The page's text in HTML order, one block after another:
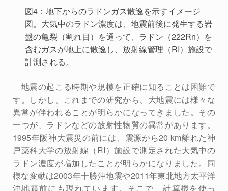
図4：地下からのラドンガス散逸を示すイメージ
図。大気中のラドン濃度は、地震前後に発生する岩
盤の亀裂（割れ目）を通って、ラドン（222Rn）を
含むガスが地上に散逸し、放射線管理（RI）施設で
計測される。
地震の起こる時期や規模を正確に知ることは困難で
す。しかし、これまでの研究から、大地震には様々な
異常が伴われることが明らかになってきました。その
一つが、ラドンなどの放射性物質の異常があります。
1995年阪神大震災の前には、震源から20 km離れた神
戸薬科大学の放射線（RI）施設で測定された大気中の
ラドン濃度が増加したことが明らかになりました。同
様な変動は2003年十勝沖地震や2011年東北地方太平洋
沖地震前にも現れています。そこで、計算機を使っ